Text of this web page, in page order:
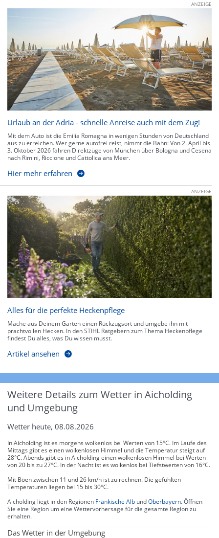
ANZEIGE
Urlaub an der Adria - schnelle Anreise auch mit dem Zug!
Mit dem Auto ist die Emilia Romagna in wenigen Stunden von Deutschland
aus zu erreichen. Wer gerne autofrei reist, nimmt die Bahn: Von 2. April bis
3. Oktober 2026 fahren Direktzüge von München über Bologna und Cesena
nach Rimini, Riccione und Cattolica ans Meer.
Hier mehr erfahren
ANZEIGE
Alles für die perfekte Heckenpflege
Mache aus Deinem Garten einen Rückzugsort und umgebe ihn mit
prachtvollen Hecken. In den STIHL Ratgebern zum Thema Heckenpflege
findest Du alles, was Du wissen musst.
Artikel ansehen
Weitere Details zum Wetter in Aicholding
und Umgebung
Wetter heute, 08.08.2026
In Aicholding ist es morgens wolkenlos bei Werten von 15°C. Im Laufe des
Mittags gibt es einen wolkenlosen Himmel und die Temperatur steigt auf
28°C. Abends gibt es in Aicholding einen wolkenlosen Himmel bei Werten
von 20 bis zu 27°C. In der Nacht ist es wolkenlos bei Tiefstwerten von 16°C.
Mit Böen zwischen 11 und 26 km/h ist zu rechnen. Die gefühlten
Temperaturen liegen bei 15 bis 30°C.
Aicholding liegt in den Regionen Fränkische Alb undOberbayern. Öffnen
Sie eine Region um eine Wettervorhersage für die gesamte Region zu
erhalten.
Das Wetter in der Umgebung